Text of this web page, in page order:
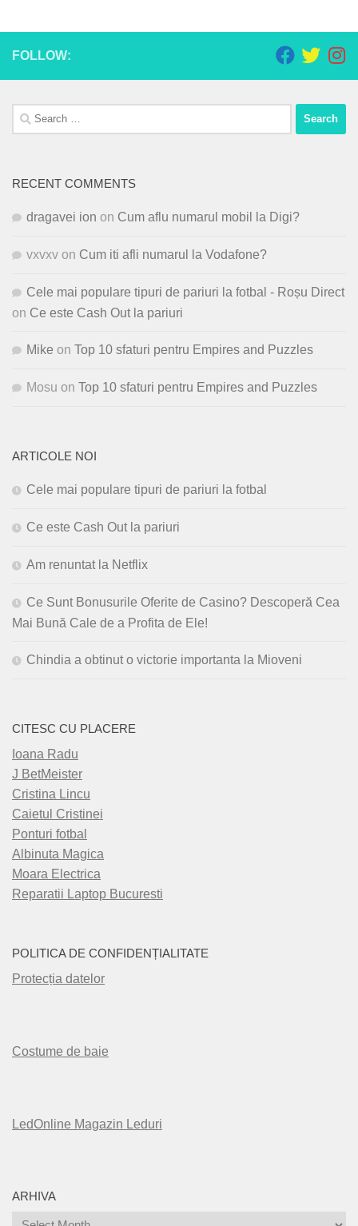
FOLLOW:
Search
for:
RECENT COMMENTS
dragavei ion on Cum aflu numarul mobil la Digi?
vxvxv on Cum iti afli numarul la Vodafone?
Cele mai populare tipuri de pariuri la fotbal - Roșu Direct
on Ce este Cash Out la pariuri
Mike on Top 10 sfaturi pentru Empires and Puzzles
Mosu on Top 10 sfaturi pentru Empires and Puzzles
ARTICOLE NOI
Cele mai populare tipuri de pariuri la fotbal
Ce este Cash Out la pariuri
Am renuntat la Netflix
Ce Sunt Bonusurile Oferite de Casino? Descoperă Cea
Mai Bună Cale de a Profita de Ele!
Chindia a obtinut o victorie importanta la Mioveni
CITESC CU PLACERE
Ioana Radu
J BetMeister
Cristina Lincu
Caietul Cristinei
Ponturi fotbal
Albinuta Magica
Moara Electrica
Reparatii Laptop Bucuresti
POLITICA DE CONFIDENȚIALITATE
Protecția datelor
Costume de baie
LedOnline Magazin Leduri
ARHIVA
Arhiva